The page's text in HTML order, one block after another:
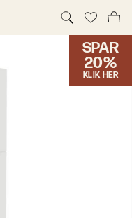
SPAR
20%
KLIK HER